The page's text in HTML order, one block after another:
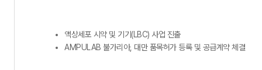
액상세포 시약 및 기기(LBC) 사업 진출
AMPULAB 불가리아, 대만 품목허가 등록 및 공급계약 체결